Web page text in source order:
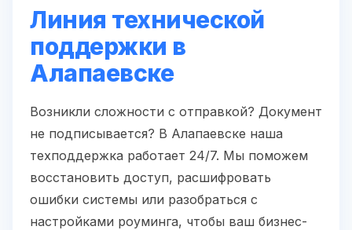
Линия технической
поддержки в
Алапаевске
Возникли сложности с отправкой? Документ
не подписывается? В Алапаевске наша
техподдержка работает 24/7. Мы поможем
восстановить доступ, расшифровать
ошибки системы или разобраться с
настройками роуминга, чтобы ваш бизнес-